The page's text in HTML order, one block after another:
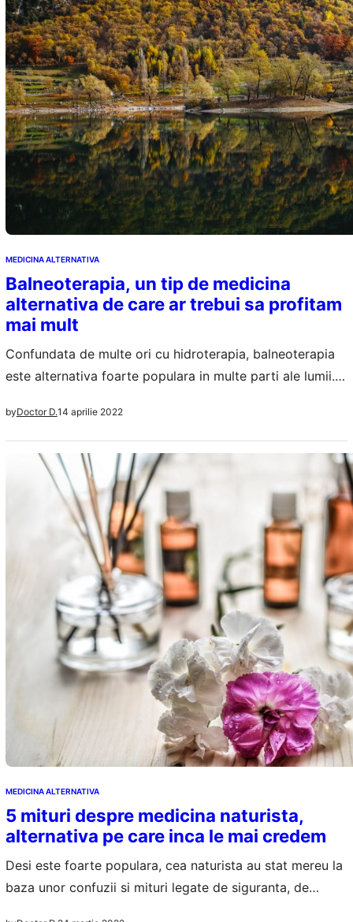
MEDICINA ALTERNATIVA
Balneoterapia, un tip de medicina
alternativa de care ar trebui sa profitam
mai mult
Confundata de multe ori cu hidroterapia, balneoterapia
este alternativa foarte populara in multe parti ale lumii.
terapeutice, pentru tratarea si ameliorarea
simptomatologiei diverselor afectiuni. Primele utilizari ale
balneoterapiei dateaza inca din anul 1700 I.d.Hr., iar
Ungaria este poate cea mai cunoscuta destinatie pentru
cei care vor sa apeleze la…
byDoctor D.14 aprilie 2022
MEDICINA ALTERNATIVA
5 mituri despre medicina naturista,
alternativa pe care inca le mai credem
Desi este foarte populara, cea naturista au stat mereu la
baza unor confuzii si mituri legate de siguranta, de